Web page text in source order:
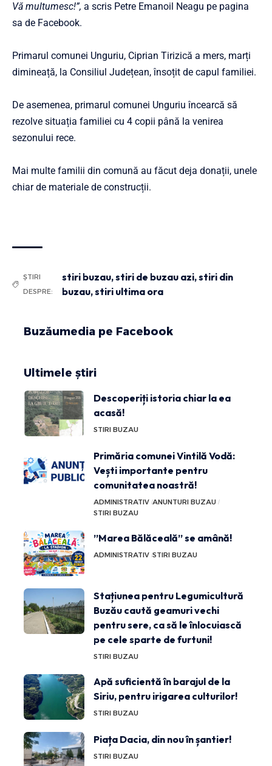
Vă multumesc!”, a scris Petre Emanoil Neagu pe pagina
sa de Facebook.
Primarul comunei Unguriu, Ciprian Tirizică a mers, marți
dimineață, la Consiliul Județean, însoțit de capul familiei.
De asemenea, primarul comunei Unguriu încearcă să
rezolve situația familiei cu 4 copii până la venirea
sezonului rece.
Mai multe familii din comună au făcut deja donații, unele
chiar de materiale de construcții.
ȘTIRI
DESPRE:
stiri buzau,stiri de buzau azi,stiri din
buzau,stiri ultima ora
Buzăumedia pe Facebook
Ultimele știri
Descoperiți istoria chiar la ea
acasă!
STIRI BUZAU
Primăria comunei Vintilă Vodă:
Vești importante pentru
comunitatea noastră!
ADMINISTRATIV ANUNTURI BUZAU
STIRI BUZAU
”Marea Bălăceală” se amână!
ADMINISTRATIV STIRI BUZAU
Stațiunea pentru Legumicultură
Buzău caută geamuri vechi
pentru sere, ca să le înlocuiască
pe cele sparte de furtuni!
STIRI BUZAU
Apă suficientă în barajul de la
Siriu, pentru irigarea culturilor!
STIRI BUZAU
Piața Dacia, din nou în șantier!
STIRI BUZAU